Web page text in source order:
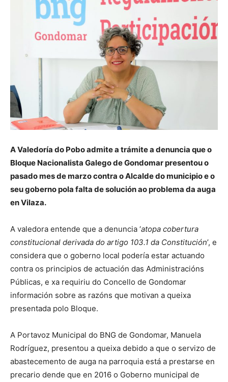
A Valedoría do Pobo admite a trámite a denuncia que o
Bloque Nacionalista Galego de Gondomar presentou o
pasado mes de marzo contra o Alcalde do municipio e o
seu goberno pola falta de solución ao problema da auga
en Vilaza.
A valedora entende que a denuncia ‘atopa cobertura
constitucional derivada do artigo 103.1 da Constitución’, e
considera que o goberno local podería estar actuando
contra os principios de actuación das Administracións
Públicas, e xa requiriu do Concello de Gondomar
información sobre as razóns que motivan a queixa
presentada polo Bloque.
A Portavoz Municipal do BNG de Gondomar, Manuela
Rodríguez, presentou a queixa debido a que o servizo de
abastecemento de auga na parroquia está a prestarse en
precario dende que en 2016 o Goberno municipal de